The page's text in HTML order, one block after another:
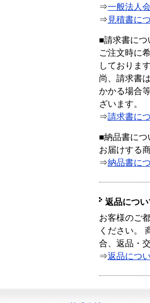
⇒一般法人
⇒ 見積書に
■請求書につ
ご注文時に
しております
尚、請求書
かかる場合
ざいます。
⇒請求書に
■納品書につ
お届けする
⇒納品書に
返品につい
お客様のご
ください。
合、返品・
⇒返品につ